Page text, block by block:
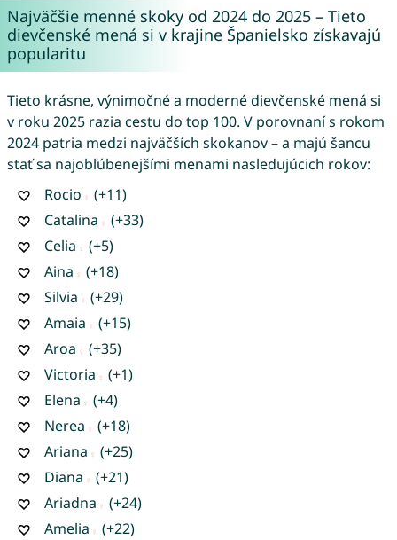
Najväčšie menné skoky od 2024 do 2025 – Tieto
dievčenské mená si v krajine Španielsko získavajú
popularitu
Tieto krásne, výnimočné a moderné dievčenské mená si
v roku 2025 razia cestu do top 100. V porovnaní s rokom
2024 patria medzi najväčších skokanov – a majú šancu
stať sa najobľúbenejšími menami nasledujúcich rokov:
Rocio
(+11)
Catalina
(+33)
Celia
(+5)
Aina
(+18)
Silvia
(+29)
Amaia
(+15)
Aroa
(+35)
Victoria
(+1)
Elena
(+4)
Nerea
(+18)
Ariana
(+25)
Diana
(+21)
Ariadna
(+24)
Amelia
(+22)